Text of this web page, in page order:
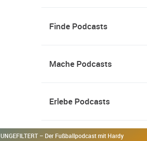
Finde Podcasts
Mache Podcasts
Erlebe Podcasts
UNGEFILTERT – Der Fußballpodcast mit Hardy